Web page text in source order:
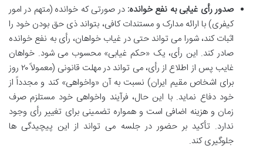
صدور رأی غیابی به نفع خوانده: در صورتی که خوانده (متهم در امور
کیفری) با ارائه مدارک و مستندات کافی، بتواند ذی حق بودن خود را
اثبات کند، شورا می تواند حتی در غیاب خواهان، رأی به نفع خوانده
صادر کند. این رأی، یک «حکم غیابی» محسوب می شود. خواهان
غایب پس از اطلاع از رأی، می تواند در مهلت قانونی (معمولاً ۲۰ روز
برای اشخاص مقیم ایران) نسبت به آن «واخواهی» کند و مجدداً از
خود دفاع نماید. با این حال، فرآیند واخواهی خود مستلزم صرف
زمان و هزینه اضافی است و همواره تضمینی برای تغییر رأی وجود
ندارد. تأکید بر حضور در جلسه می تواند از این پیچیدگی ها
جلوگیری کند.